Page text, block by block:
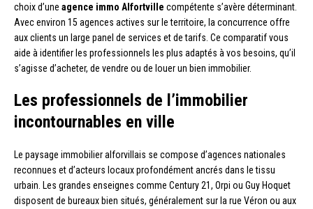
choix d’une agence immo Alfortville compétente s’avère déterminant.
Avec environ 15 agences actives sur le territoire, la concurrence offre
aux clients un large panel de services et de tarifs. Ce comparatif vous
aide à identifier les professionnels les plus adaptés à vos besoins, qu’il
s’agisse d’acheter, de vendre ou de louer un bien immobilier.
Les professionnels de l’immobilier
incontournables en ville
Le paysage immobilier alforvillais se compose d’agences nationales
reconnues et d’acteurs locaux profondément ancrés dans le tissu
urbain. Les grandes enseignes comme Century 21, Orpi ou Guy Hoquet
disposent de bureaux bien situés, généralement sur la rue Véron ou aux